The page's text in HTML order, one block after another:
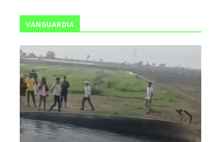
VANGUARDIA